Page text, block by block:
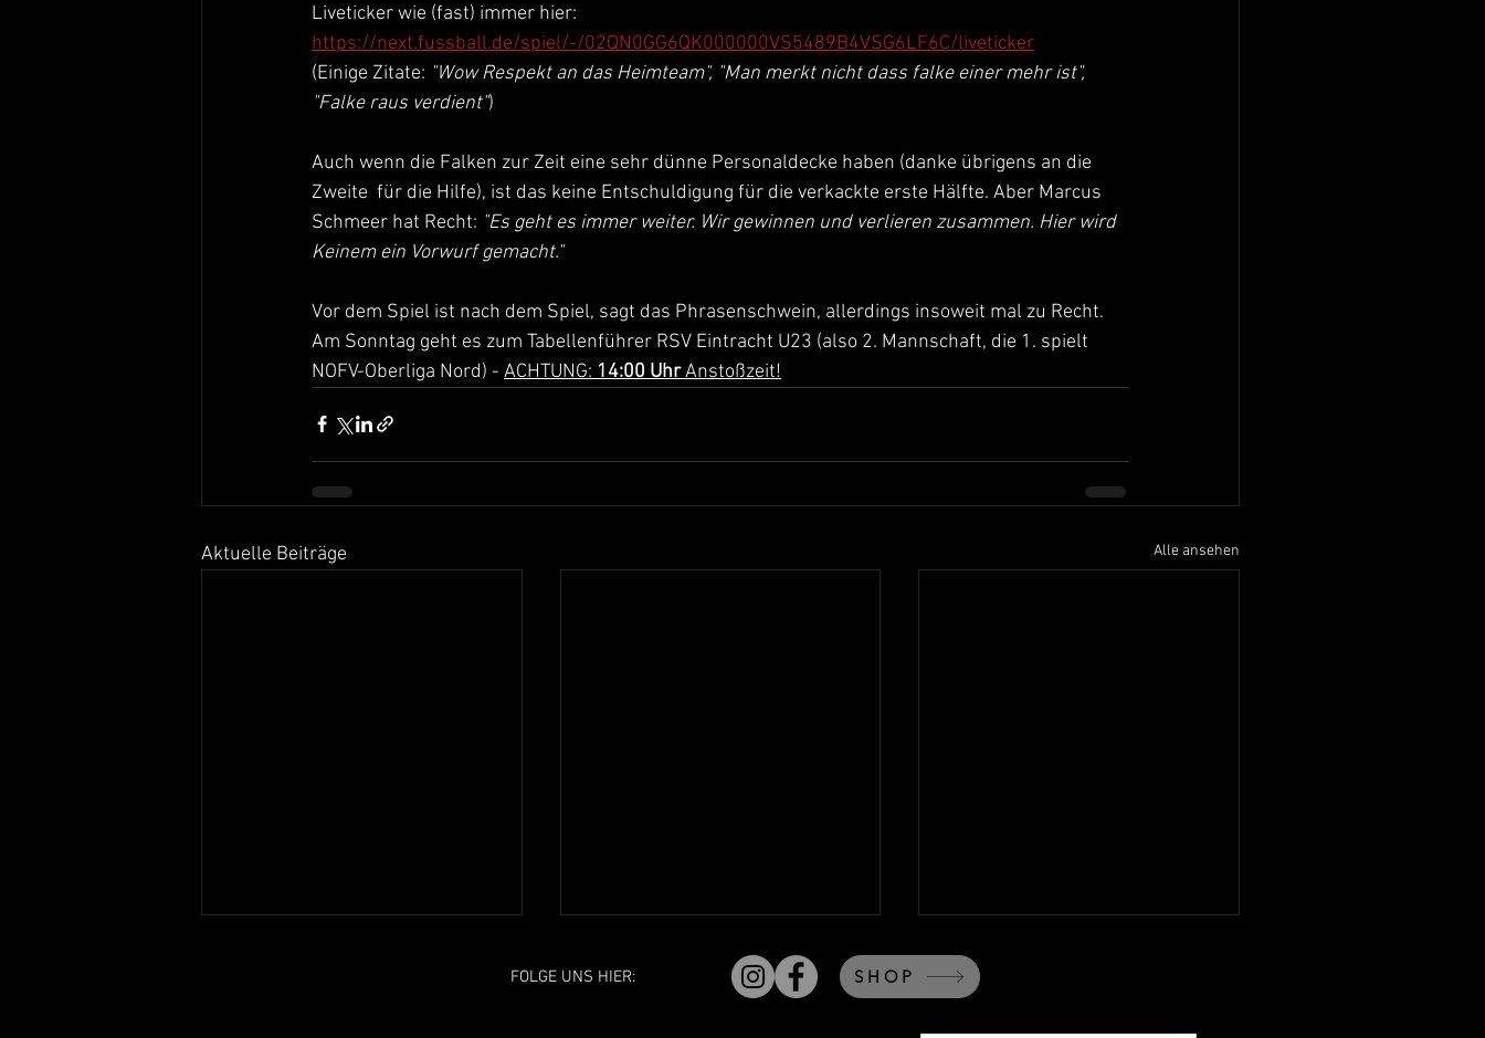
Liveticker wie (fast) immer hier:
https://next.fussball.de/spiel/-/02QN0GG6QK000000VS5489B4VSG6LF6C/liveticker
(Einige Zitate: "Wow Respekt an das Heimteam", "Man merkt nicht dass falke einer mehr ist",
"Falke raus verdient")
Auch wenn die Falken zur Zeit eine sehr dünne Personaldecke haben (danke übrigens an die
Zweite  für die Hilfe), ist das keine Entschuldigung für die verkackte erste Hälfte. Aber Marcus
Schmeer hat Recht: "Es geht es immer weiter. Wir gewinnen und verlieren zusammen. Hier wird
Keinem ein Vorwurf gemacht."
Vor dem Spiel ist nach dem Spiel, sagt das Phrasenschwein, allerdings insoweit mal zu Recht.
Am Sonntag geht es zum Tabellenführer RSV Eintracht U23 (also 2. Mannschaft, die 1. spielt
NOFV-Oberliga Nord) - ACHTUNG: 14:00 Uhr Anstoßzeit!
Aktuelle Beiträge Alle ansehen
FOLGE UNS HIER: SHOP